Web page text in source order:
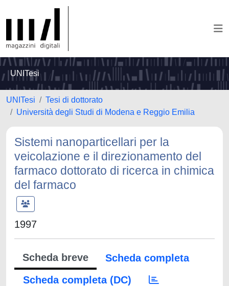
UNITesi
UNITesi
Tesi di dottorato
Università degli Studi di Modena e Reggio Emilia
Sistemi nanoparticellari per la
veicolazione e il direzionamento del
farmaco dottorato di ricerca in chimica
del farmaco
1997
Scheda breve
Scheda completa
Scheda completa (DC)